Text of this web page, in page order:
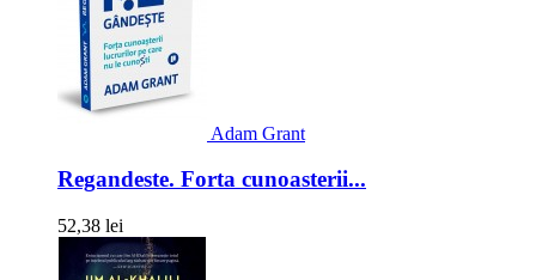
Adam Grant
Regandeste. Forta cunoasterii...
52,38 lei